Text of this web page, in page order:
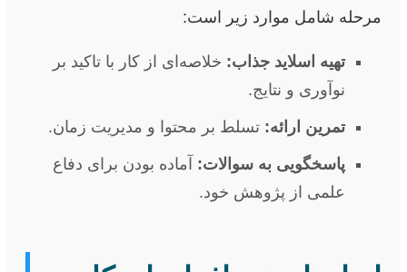
مرحله شامل موارد زیر است:
تهیه اسلاید جذاب: خلاصه‌ای از کار با تاکید بر
نوآوری و نتایج.
تمرین ارائه: تسلط بر محتوا و مدیریت زمان.
پاسخگویی به سوالات: آماده بودن برای دفاع
علمی از پژوهش خود.